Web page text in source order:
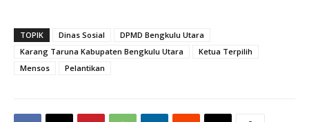
TOPIK Dinas Sosial
DPMD Bengkulu Utara
Karang Taruna Kabupaten Bengkulu Utara
Ketua Terpilih
Mensos
Pelantikan